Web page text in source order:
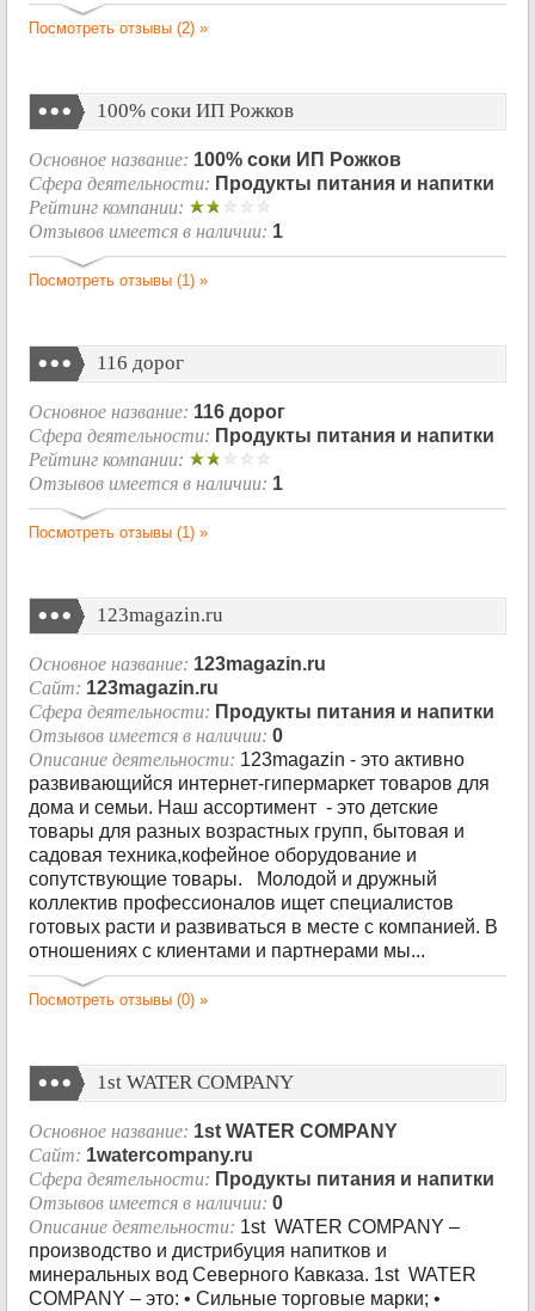
Посмотреть отзывы (2) »
100% соки ИП Рожков
Основное название: 100% соки ИП Рожков
Сфера деятельности: Продукты питания и напитки
Рейтинг компании:
Отзывов имеется в наличии: 1
Посмотреть отзывы (1) »
116 дорог
Основное название: 116 дорог
Сфера деятельности: Продукты питания и напитки
Рейтинг компании:
Отзывов имеется в наличии: 1
Посмотреть отзывы (1) »
123magazin.ru
Основное название: 123magazin.ru
Сайт: 123magazin.ru
Сфера деятельности: Продукты питания и напитки
Отзывов имеется в наличии: 0
Описание деятельности: 123magazin - это активно
развивающийся интернет-гипермаркет товаров для
дома и семьи. Наш ассортимент - это детские
товары для разных возрастных групп, бытовая и
садовая техника,кофейное оборудование и
сопутствующие товары. Молодой и дружный
коллектив профессионалов ищет специалистов
готовых расти и развиваться в месте с компанией. В
отношениях с клиентами и партнерами мы...
Посмотреть отзывы (0) »
1st WATER COMPANY
Основное название: 1st WATER COMPANY
Сайт: 1watercompany.ru
Сфера деятельности: Продукты питания и напитки
Отзывов имеется в наличии: 0
Описание деятельности: 1st WATER COMPANY –
производство и дистрибуция напитков и
минеральных вод Северного Кавказа. 1st WATER
COMPANY – это: • Сильные торговые марки; •